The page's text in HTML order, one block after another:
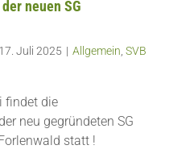
neuen SG
17. Juli 2025 | Allgemein SVB
findet die
neu gegründeten SG
statt !